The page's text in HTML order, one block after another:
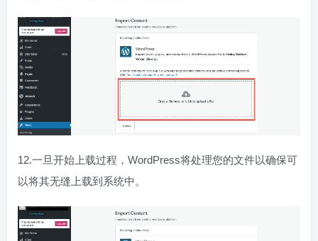
12.一旦开始上载过程，WordPress将处理您的文件以确保可
以将其无缝上载到系统中。